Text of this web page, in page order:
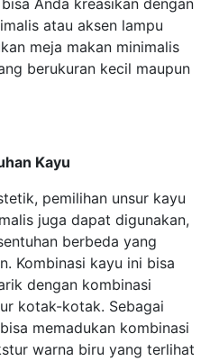
Anda kreasikan dengan
atau aksen lampu
meja makan minimalis
berukuran kecil maupun
Kayu
pemilihan unsur kayu
juga dapat digunakan,
berbeda yang
Kombinasi kayu ini bisa
dengan kombinasi
kotak-kotak. Sebagai
memadukan kombinasi
warna biru yang terlihat